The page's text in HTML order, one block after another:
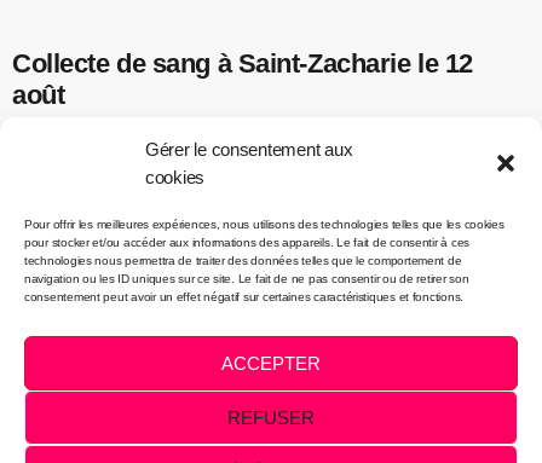
Gérer le consentement aux
cookies
Pour offrir les meilleures expériences, nous utilisons des technologies telles que les cookies
pour stocker et/ou accéder aux informations des appareils. Le fait de consentir à ces
technologies nous permettra de traiter des données telles que le comportement de
navigation ou les ID uniques sur ce site. Le fait de ne pas consentir ou de retirer son
consentement peut avoir un effet négatif sur certaines caractéristiques et fonctions.
ACCEPTER
REFUSER
Collecte de sang à Saint-Zacharie le 12
août
Héma-Québec vous invite à participer à une collecte de sang le
mercredi 12 août au Centre municipal des loisirs -Aréna, situé au